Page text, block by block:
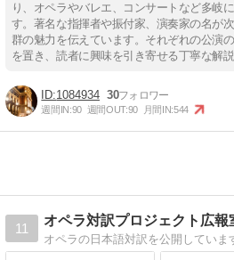
り、オペラやバレエ、コンサートなど多岐
す。著名な指揮者や振付家、演奏家の名が
群の魅力を伝えています。それぞれの公演
を置き、読者に興味を引き寄せる丁寧な解説
1084934 30
週間IN:90 週間OUT:90 月間IN:544
11
オペラ対訳プロジェクト広報